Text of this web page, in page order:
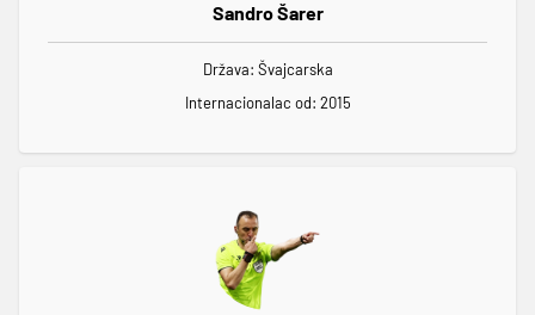
Sandro Šarer
Država: Švajcarska
Internacionalac od: 2015